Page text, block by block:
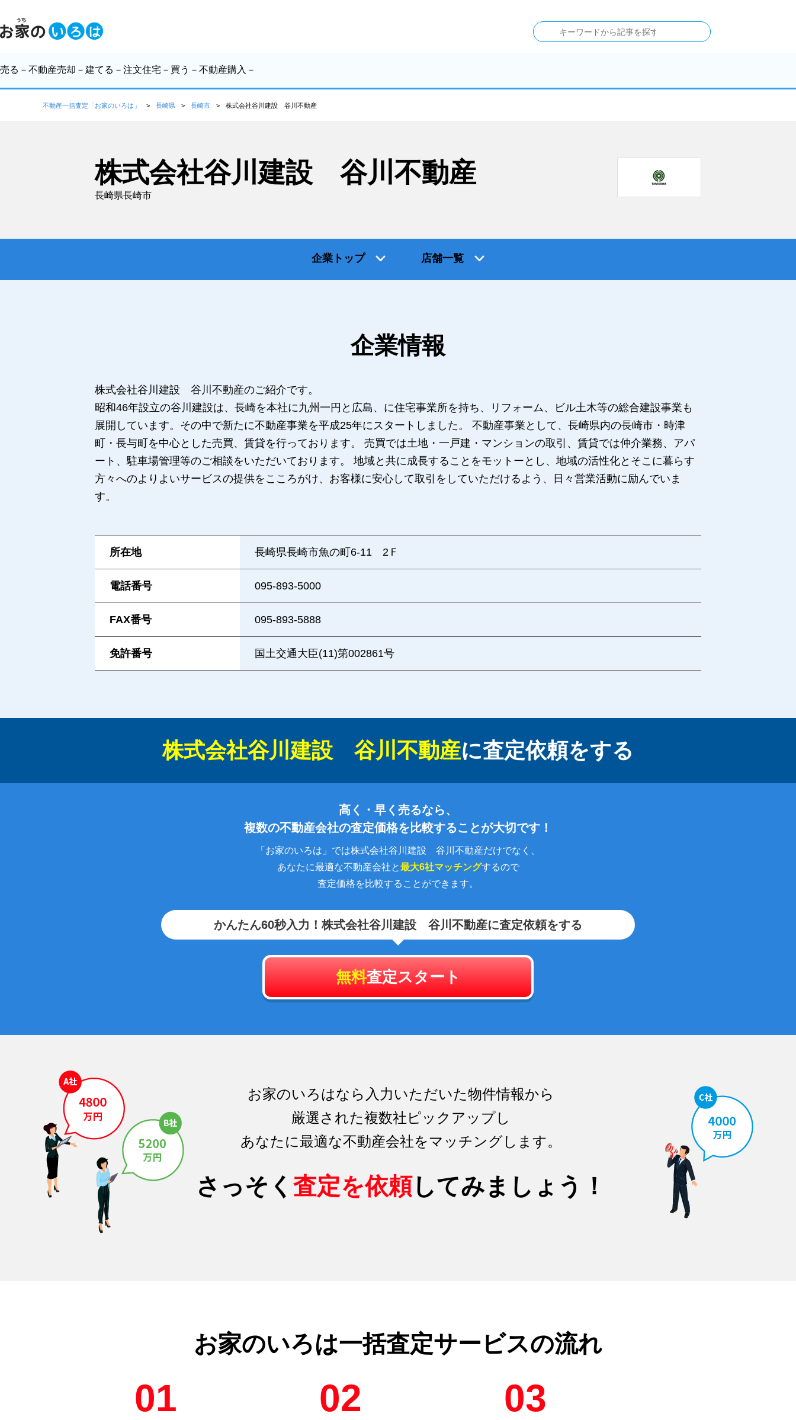
売る －不動産売却－ 建てる －注文住宅－ 買う －不動産購入－
不動産一括査定「お家のいろは」 長崎県 長崎市 株式会社谷川建設 谷川不動産
株式会社谷川建設 谷川不動産
長崎県長崎市
企業トップ 店舗一覧
企業情報
株式会社谷川建設 谷川不動産のご紹介です。
昭和46年設立の谷川建設は、長崎を本社に九州一円と広島、に住宅事業所を持ち、リフォーム、ビル土木等の総合建設事業も
展開しています。その中で新たに不動産事業を平成25年にスタートしました。 不動産事業として、長崎県内の長崎市・時津
町・長与町を中心とした売買、賃貸を行っております。 売買では土地・一戸建・マンションの取引、賃貸では仲介業務、アパ
ート、駐車場管理等のご相談をいただいております。 地域と共に成長することをモットーとし、地域の活性化とそこに暮らす
方々へのよりよいサービスの提供をこころがけ、お客様に安心して取引をしていただけるよう、日々営業活動に励んでいま
す。
所在地 長崎県長崎市魚の町6-11 2Ｆ
電話番号 095-893-5000
FAX番号 095-893-5888
免許番号 国土交通大臣(11)第002861号
株式会社谷川建設 谷川不動産に査定依頼をする
高く・早く売るなら、
複数の不動産会社の査定価格を比較することが大切です！
「お家のいろは」では株式会社谷川建設 谷川不動産だけでなく、
あなたに最適な不動産会社と最大6社マッチングするので
査定価格を比較することができます。
かんたん60秒入力！ 株式会社谷川建設 谷川不動産に査定依頼をする
無料査定スタート
お家のいろはなら入力いただいた物件情報から
厳選された複数社ピックアップし
あなたに最適な不動産会社をマッチングします。
さっそく 査定を依頼してみましょう！
お家のいろは一括査定サービスの流れ
01 02 03